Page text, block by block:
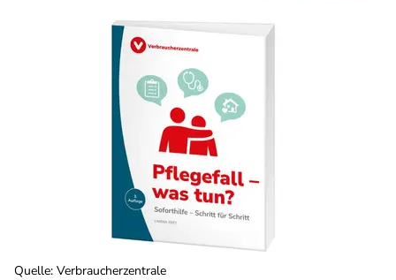
Quelle: Verbraucherzentrale